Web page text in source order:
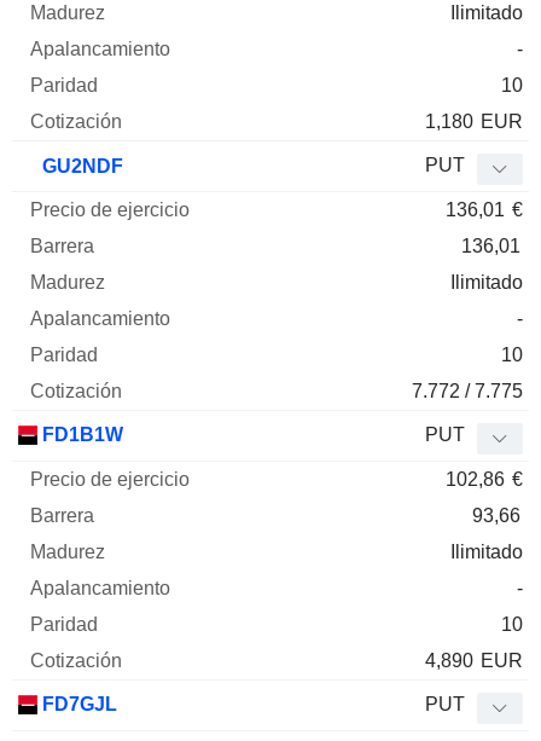
Ilimitado
-
10
1,180 EUR
GU2NDF PUT
136,01 €
136,01
Ilimitado
-
10
7.772 / 7.775
FD1B1W PUT
102,86 €
93,66
Ilimitado
-
10
4,890 EUR
FD7GJL PUT